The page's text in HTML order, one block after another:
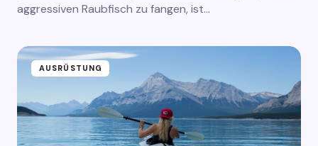
aggressiven Raubfisch zu fangen, ist…
AUSRÜSTUNG